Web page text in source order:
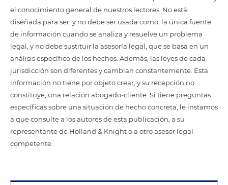
el conocimiento general de nuestros lectores. No está
diseñada para ser, y no debe ser usada como, la única fuente
de información cuando se analiza y resuelve un problema
legal, y no debe sustituir la asesoría legal, que se basa en un
análisis específico de los hechos. Además, las leyes de cada
jurisdicción son diferentes y cambian constantemente. Esta
información no tiene por objeto crear, y su recepción no
constituye, una relación abogado-cliente. Si tiene preguntas
específicas sobre una situación de hecho concreta, le instamos
a que consulte a los autores de esta publicación, a su
representante de Holland & Knight o a otro asesor legal
competente.